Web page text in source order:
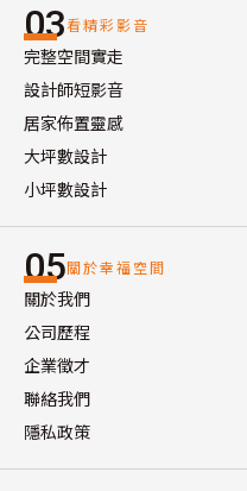
03看精彩影音
完整空間實走
設計師短影音
居家佈置靈感
大坪數設計
小坪數設計
05關於幸福空間
關於我們
公司歷程
企業徵才
聯絡我們
隱私政策